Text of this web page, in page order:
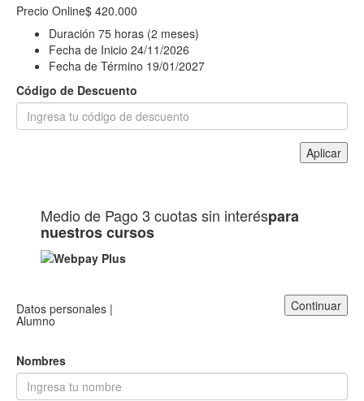
Precio Online$ 420.000
Duración 75 horas (2 meses)
Fecha de Inicio 24/11/2026
Fecha de Término 19/01/2027
Código de Descuento
Aplicar
Medio de Pago 3 cuotas sin interéspara
nuestros cursos
Continuar
Datos personales |
Alumno
Nombres